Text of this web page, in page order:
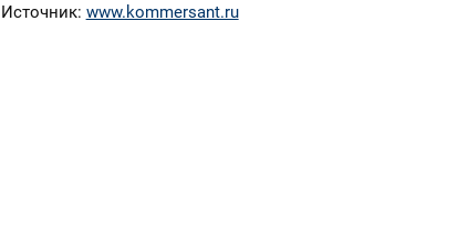
Источник: www.kommersant.ru